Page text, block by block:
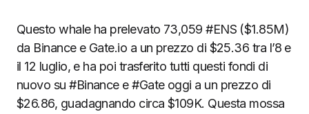
Questo whale ha prelevato 73,059 #ENS ($1.85M)
da Binance e Gate.io a un prezzo di $25.36 tra l’8 e
il 12 luglio, e ha poi trasferito tutti questi fondi di
nuovo su #Binance e #Gate oggi a un prezzo di
$26.86, guadagnando circa $109K. Questa mossa